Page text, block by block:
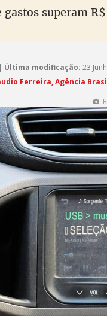
gastos superam
Última modificação: 23
Ferreira, Agência